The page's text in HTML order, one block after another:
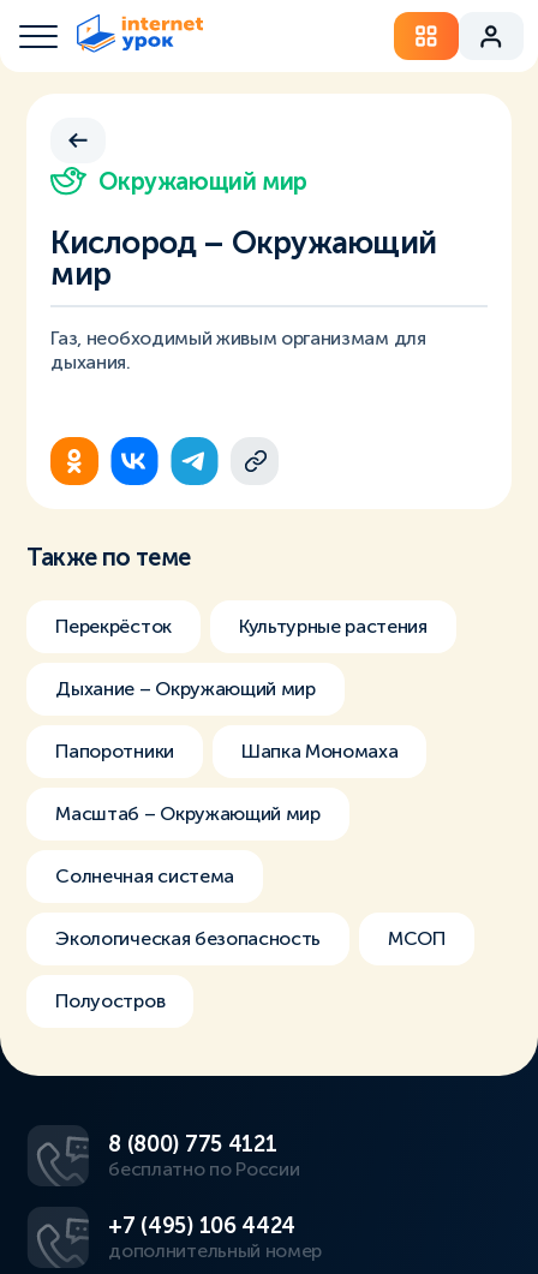
Окружающий мир
Кислород – Окружающий
мир
Газ, необходимый живым организмам для
дыхания.
Также по теме
Перекрёсток Культурные растения
Дыхание – Окружающий мир
Папоротники Шапка Мономаха
Масштаб – Окружающий мир
Солнечная система
Экологическая безопасность МСОП
Полуостров
8 (800) 775 4121
бесплатно по России
+7 (495) 106 4424
дополнительный номер